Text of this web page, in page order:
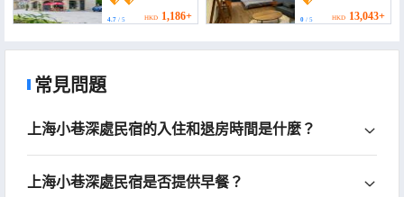
4.7 / 5 HKD 1,186+ 0/ 5 HKD 13,043+
常見問題
上海小巷深處民宿的入住和退房時間是什麼？
上海小巷深處民宿是否提供早餐？